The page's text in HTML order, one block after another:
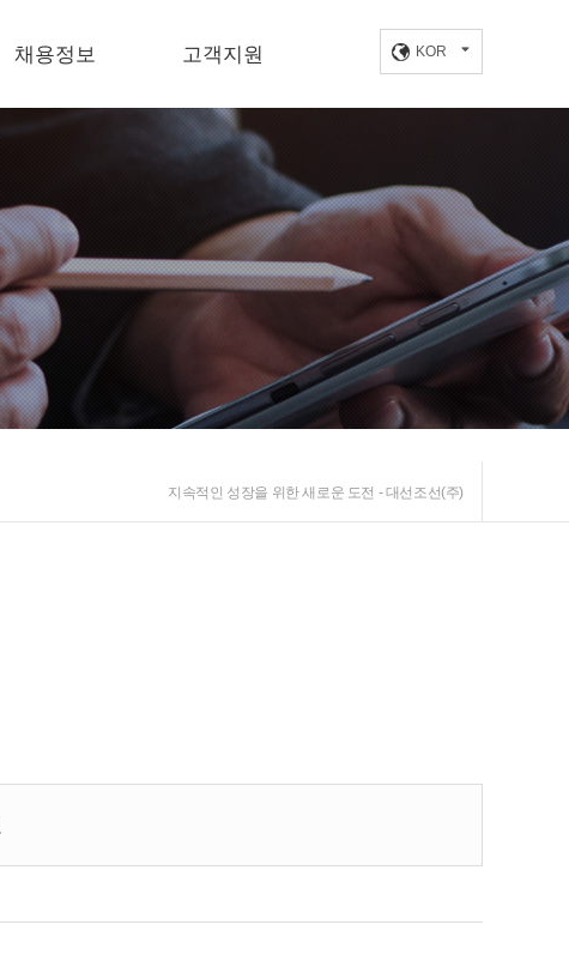
채용정보
인사·복리후생
온라인입사지원
고객지원
정보센터
KOR
지속적인 성장을 위한 새로운 도전 - 대선조선(주)